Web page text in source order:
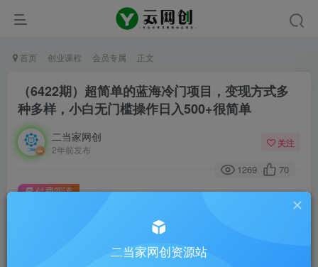
首页 创业课程 会员专属 正文
（6422期）超简单的蓝海冷门项目，变现方式多
种多样，小白无门槛操作日入500+很简单
二当家网创
2年前发布
关注
1269 70
此内容为付费阅读，请付费后查看
会员专属资源
付费阅读
二当家网创资源站